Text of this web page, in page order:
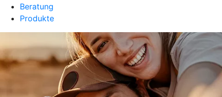
Beratung
Produkte